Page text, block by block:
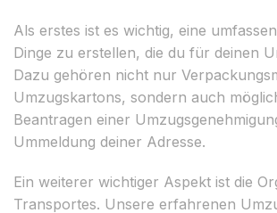
Als erstes ist es wichtig, eine
Dinge zu erstellen, die du für deinen
Dazu gehören nicht nur
Umzugskartons, sondern auch
Beantragen einer
Ummeldung deiner Adresse.
Ein weiterer wichtiger Aspekt ist die
Transportes. Unsere erfahrenen